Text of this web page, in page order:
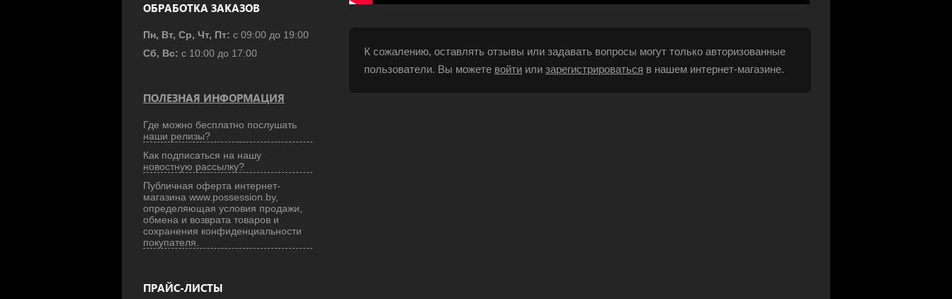
ОБРАБОТКА ЗАКАЗОВ
Пн, Вт, Ср, Чт, Пт: с 09:00 до 19:00
Сб, Вс: с 10:00 до 17:00
ПОЛЕЗНАЯ ИНФОРМАЦИЯ
Где можно бесплатно послушать
наши релизы?
Как подписаться на нашу
новостную рассылку?
Публичная оферта интернет-
магазина www.possession.by,
определяющая условия продажи,
обмена и возврата товаров и
сохранения конфиденциальности
покупателя.
ПРАЙС-ЛИСТЫ
К сожалению, оставлять отзывы или задавать вопросы могут только авторизованные
пользователи. Вы можете войти или зарегистрироваться в нашем интернет-магазине.